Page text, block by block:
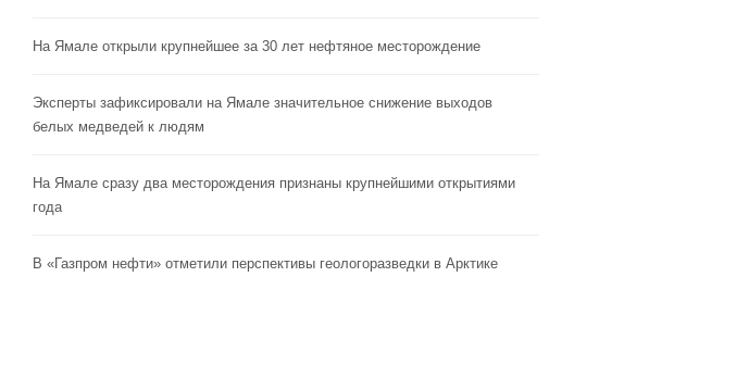
На Ямале открыли крупнейшее за 30 лет нефтяное месторождение
Эксперты зафиксировали на Ямале значительное снижение выходов
белых медведей к людям
На Ямале сразу два месторождения признаны крупнейшими открытиями
года
В «Газпром нефти» отметили перспективы геологоразведки в Арктике